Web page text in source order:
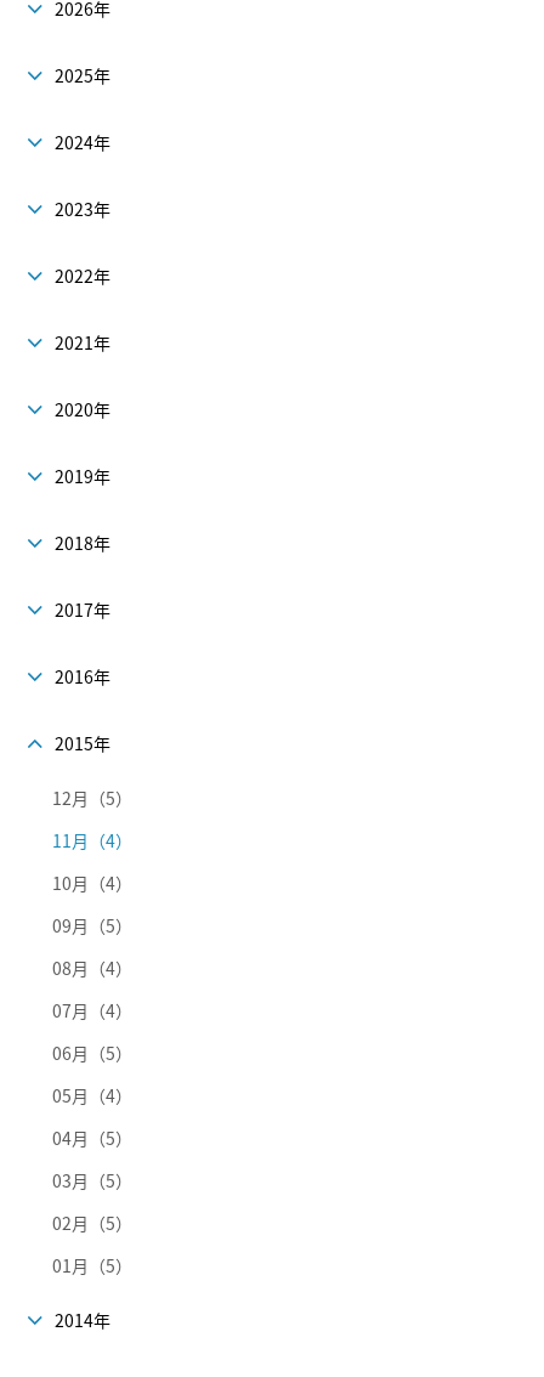
2026年
2025年
2024年
2023年
2022年
2021年
2020年
2019年
2018年
2017年
2016年
2015年
12月（5）
11月（4）
10月（4）
09月（5）
08月（4）
07月（4）
06月（5）
05月（4）
04月（5）
03月（5）
02月（5）
01月（5）
2014年